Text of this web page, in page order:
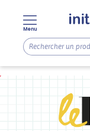
Menu